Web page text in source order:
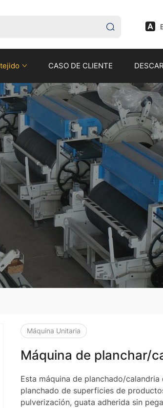
CASO DE CLIENTE
Máquina Unitaria
Máquina de planchar/
Esta máquina de planchado/calandria
planchado de superficies de
pulverización, guata adherida sin